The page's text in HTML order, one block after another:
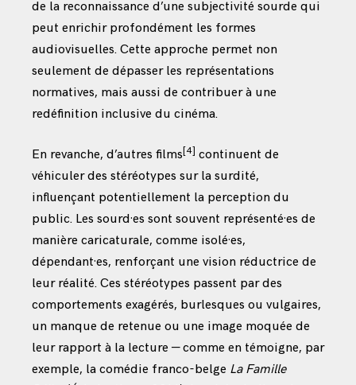
de la reconnaissance d’une subjectivité sourde qui
peut enrichir profondément les formes
audiovisuelles. Cette approche permet non
seulement de dépasser les représentations
normatives, mais aussi de contribuer à une
redéfinition inclusive du cinéma.
En revanche, d’autres films [4] continuent de
véhiculer des stéréotypes sur la surdité,
influençant potentiellement la perception du
public. Les sourd·es sont souvent représenté·es de
manière caricaturale, comme isolé·es,
dépendant·es, renforçant une vision réductrice de
leur réalité. Ces stéréotypes passent par des
comportements exagérés, burlesques ou vulgaires,
un manque de retenue ou une image moquée de
leur rapport à la lecture — comme en témoigne, par
exemple, la comédie franco-belge La Famille